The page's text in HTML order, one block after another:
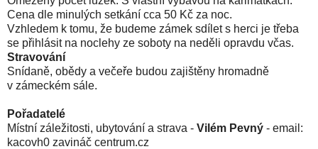
Cena dle minulých setkání cca 50 Kč za noc.
Vzhledem k tomu, že budeme zámek sdílet s herci je třeba
se přihlásit na noclehy ze soboty na neděli opravdu včas.
Stravování
Snídaně, obědy a večeře budou zajištěny hromadně
v zámeckém sále.
Pořadatelé
Místní záležitosti, ubytování a strava - Vilém Pevný - email:
kacovh0 zavináč centrum.cz